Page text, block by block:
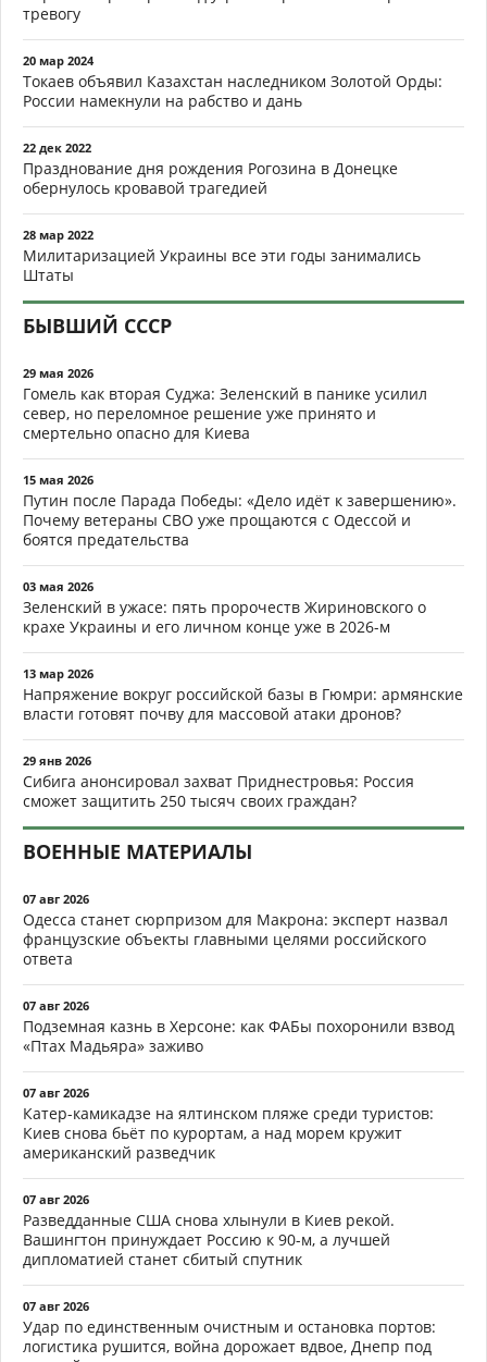
тревогу
20 мар 2024
Токаев объявил Казахстан наследником Золотой Орды:
России намекнули на рабство и дань
22 дек 2022
Празднование дня рождения Рогозина в Донецке
обернулось кровавой трагедией
28 мар 2022
Милитаризацией Украины все эти годы занимались
Штаты
БЫВШИЙ СССР
29 мая 2026
Гомель как вторая Суджа: Зеленский в панике усилил
север, но переломное решение уже принято и
смертельно опасно для Киева
15 мая 2026
Путин после Парада Победы: «Дело идёт к завершению».
Почему ветераны СВО уже прощаются с Одессой и
боятся предательства
03 мая 2026
Зеленский в ужасе: пять пророчеств Жириновского о
крахе Украины и его личном конце уже в 2026-м
13 мар 2026
Напряжение вокруг российской базы в Гюмри: армянские
власти готовят почву для массовой атаки дронов?
29 янв 2026
Сибига анонсировал захват Приднестровья: Россия
сможет защитить 250 тысяч своих граждан?
ВОЕННЫЕ МАТЕРИАЛЫ
07 авг 2026
Одесса станет сюрпризом для Макрона: эксперт назвал
французские объекты главными целями российского
ответа
07 авг 2026
Подземная казнь в Херсоне: как ФАБы похоронили взвод
«Птах Мадьяра» заживо
07 авг 2026
Катер-камикадзе на ялтинском пляже среди туристов:
Киев снова бьёт по курортам, а над морем кружит
американский разведчик
07 авг 2026
Разведданные США снова хлынули в Киев рекой.
Вашингтон принуждает Россию к 90-м, а лучшей
дипломатией станет сбитый спутник
07 авг 2026
Удар по единственным очистным и остановка портов:
логистика рушится, война дорожает вдвое, Днепр под